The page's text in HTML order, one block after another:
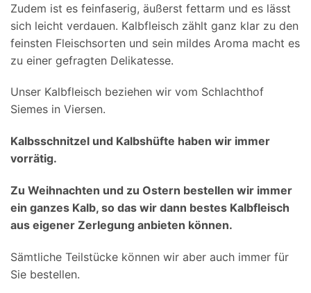
Zudem ist es feinfaserig, äußerst fettarm und es lässt
sich leicht verdauen. Kalbfleisch zählt ganz klar zu den
feinsten Fleischsorten und sein mildes Aroma macht es
zu einer gefragten Delikatesse.
Unser Kalbfleisch beziehen wir vom Schlachthof
Siemes in Viersen.
Kalbsschnitzel und Kalbshüfte haben wir immer
vorrätig.
Zu Weihnachten und zu Ostern bestellen wir immer
ein ganzes Kalb, so das wir dann bestes Kalbfleisch
aus eigener Zerlegung anbieten können.
Sämtliche Teilstücke können wir aber auch immer für
Sie bestellen.